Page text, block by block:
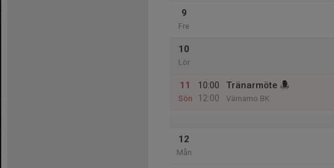
9
Fre
10
Lör
11
Sön
10:00
12:00
Tränarmöte
Värnamo BK
12
Mån